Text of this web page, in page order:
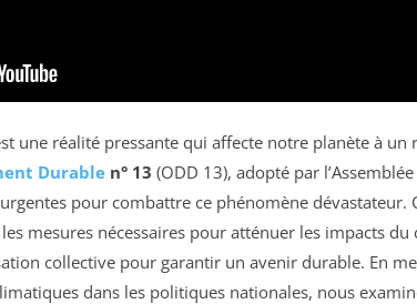
une réalité pressante qui affecte notre planète à un
Durable n° 13 (ODD 13), adopté par
pour combattre ce phénomène dévastateur.
les mesures nécessaires pour atténuer les impacts
collective pour garantir un avenir durable. En
dans les politiques nationales, nous